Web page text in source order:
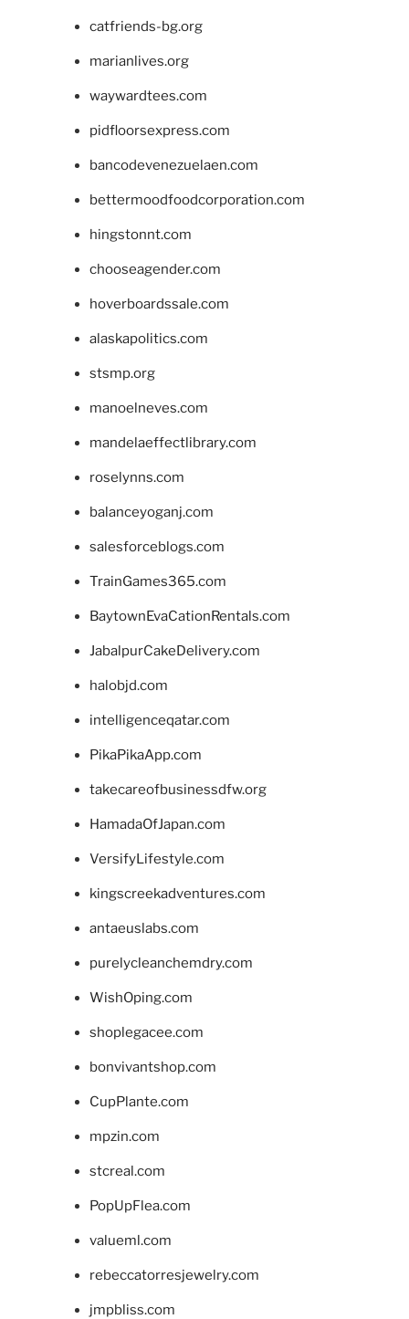
catfriends-bg.org
marianlives.org
waywardtees.com
pidfloorsexpress.com
bancodevenezuelaen.com
bettermoodfoodcorporation.com
hingstonnt.com
chooseagender.com
hoverboardssale.com
alaskapolitics.com
stsmp.org
manoelneves.com
mandelaeffectlibrary.com
roselynns.com
balanceyoganj.com
salesforceblogs.com
TrainGames365.com
BaytownEvaCationRentals.com
JabalpurCakeDelivery.com
halobjd.com
intelligenceqatar.com
PikaPikaApp.com
takecareofbusinessdfw.org
HamadaOfJapan.com
VersifyLifestyle.com
kingscreekadventures.com
antaeuslabs.com
purelycleanchemdry.com
WishOping.com
shoplegacee.com
bonvivantshop.com
CupPlante.com
mpzin.com
stcreal.com
PopUpFlea.com
valueml.com
rebeccatorresjewelry.com
jmpbliss.com